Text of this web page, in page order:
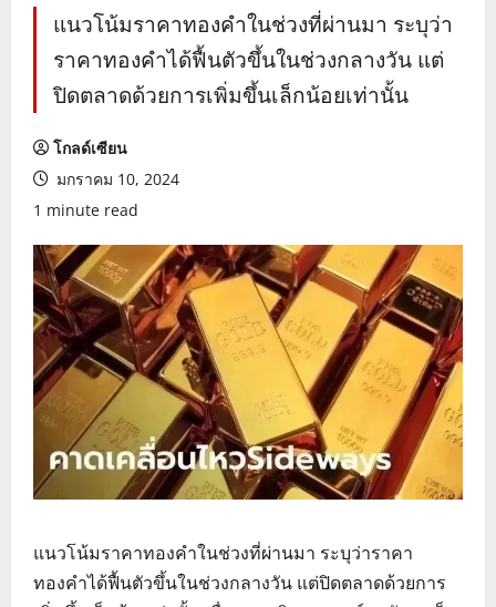
แนวโน้มราคาทองคำในช่วงที่ผ่านมา ระบุว่า
ราคาทองคำได้ฟื้นตัวขึ้นในช่วงกลางวัน แต่
ปิดตลาดด้วยการเพิ่มขึ้นเล็กน้อยเท่านั้น
โกลด์เซียน
มกราคม 10, 2024
1 minute read
แนวโน้มราคาทองคำในช่วงที่ผ่านมา ระบุว่าราคา
ทองคำได้ฟื้นตัวขึ้นในช่วงกลางวัน แต่ปิดตลาดด้วยการ